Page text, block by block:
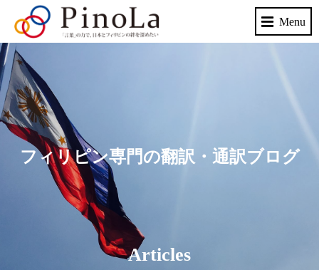
Articles
フィリピン専門の翻訳・通訳ブログ